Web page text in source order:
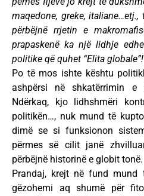
maqedone, greke,
përbëjnë rrjetin e
prapaskenë ka një lidhje
politike që quhet “Elita globale”!
Po të mos ishte kështu
ashpërsi në shkatërrimin e
Ndërkaq, kjo lidhshmëri
politikën…, nuk mund të
dimë se si funksionon
përmes së cilit janë
përbëjnë historinë e globit tonë.
Prandaj, krejt në fund
gëzohemi aq shumë për